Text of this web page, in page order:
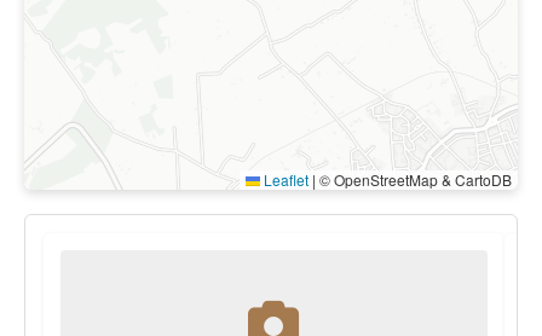
Leaflet | © OpenStreetMap & CartoDB